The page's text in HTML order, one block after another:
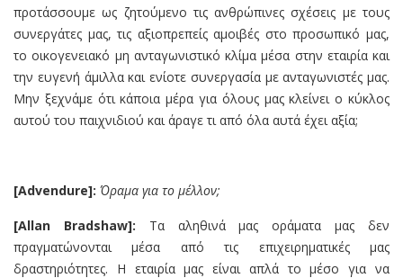
προτάσσουμε ως ζητούμενο τις ανθρώπινες σχέσεις με τους
συνεργάτες μας, τις αξιοπρεπείς αμοιβές στο προσωπικό μας,
το οικογενειακό μη ανταγωνιστικό κλίμα μέσα στην εταιρία και
την ευγενή άμιλλα και ενίοτε συνεργασία με ανταγωνιστές μας.
Μην ξεχνάμε ότι κάποια μέρα για όλους μας κλείνει ο κύκλος
αυτού του παιχνιδιού και άραγε τι από όλα αυτά έχει αξία;
[Advendure]: Όραμα για το μέλλον;
[Allan Bradshaw]: Τα αληθινά μας οράματα μας δεν
πραγματώνονται μέσα από τις επιχειρηματικές μας
δραστηριότητες. Η εταιρία μας είναι απλά το μέσο για να